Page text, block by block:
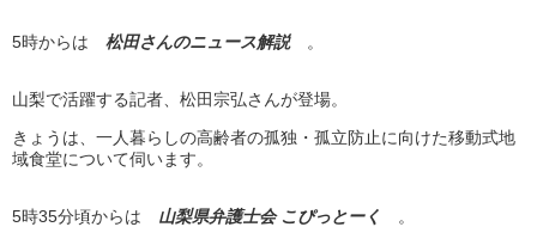
5時からは 松田さんのニュース解説。
山梨で活躍する記者、松田宗弘さんが登場。
きょうは、一人暮らしの高齢者の孤独・孤立防止に向けた移動式地
域食堂について伺います。
5時35分頃からは 山梨県弁護士会 こぴっとーく
。